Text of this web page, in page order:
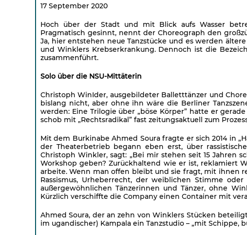
17 September 2020
Hoch über der Stadt und mit Blick aufs Wasser
Pragmatisch gesinnt, nennt der Choreograph den
Ja, hier entstehen neue Tanzstücke und es werden
und Winklers Krebserkrankung. Dennoch ist die
zusammenführt.
Solo über die NSU-Mittäterin
Christoph WinIder, ausgebildeter Balletttänzer und
bislang nicht, aber ohne ihn wäre die Berliner
werden: Eine Trilogie über „böse Körper” hatte er
schob mit „Rechtsradikal” fast zeitungsaktuell zum
Mit dem Burkinabe Ahmed Soura fragte er sich 2014 in
der Theaterbetrieb begann eben erst, über
Christoph Winkler, sagt: „Bei mir stehen seit 15 Jahren
Workshop geben? Zurückhaltend wie er ist, reklamiert
arbeite. Wenn man offen bleibt und sie fragt, mit ihnen
Rassismus, Urheberrecht, der weiblichen Stimme
außergewöhnlichen Tänzerinnen und Tänzer, ohne
Kürzlich verschiffte die Company einen Container mit
Ahmed Soura, der an zehn von Winklers Stücken
im ugandischer) Kampala ein Tanzstudio – „mit